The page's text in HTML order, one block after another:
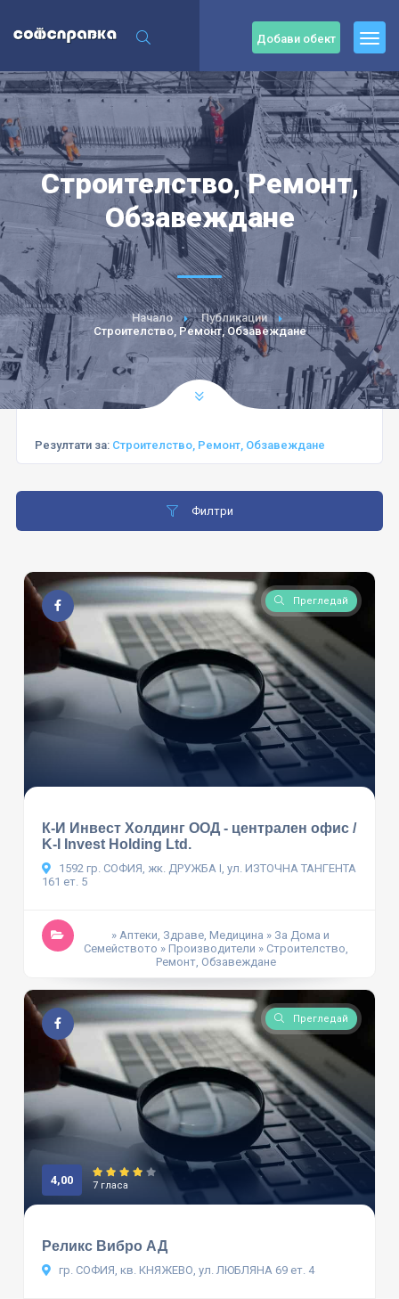
Добави обект
Строителство, Ремонт,
Обзавеждане
Начало
Публикации
Строителство, Ремонт, Обзавеждане
Резултати за: Строителство, Ремонт, Обзавеждане
Филтри
Прегледай
К-И Инвест Холдинг ООД - централен офис /
K-I Invest Holding Ltd.
1592 гр. СОФИЯ, жк. ДРУЖБА I, ул. ИЗТОЧНА ТАНГЕНТА
161 ет. 5
» Аптеки, Здраве, Медицина » За Дома и
Семейството » Производители » Строителство,
Ремонт, Обзавеждане
Прегледай
4,00 7 гласа
Реликс Вибро АД
гр. СОФИЯ, кв. КНЯЖЕВО, ул. ЛЮБЛЯНА 69 ет. 4